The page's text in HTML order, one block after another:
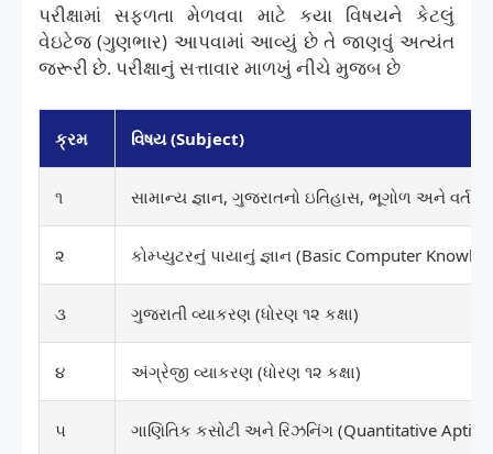
પરીક્ષામાં સફળતા મેળવવા માટે કયા વિષયને કેટલું
વેઇટેજ (ગુણભાર) આપવામાં આવ્યું છે તે જાણવું અત્યંત
જરૂરી છે. પરીક્ષાનું સત્તાવાર માળખું નીચે મુજબ છે
ક્રમ વિષય (Subject)
૧ સામાન્ય જ્ઞાન, ગુજરાતનો ઇતિહાસ, ભૂગોળ અને
૨ કોમ્પ્યુટરનું પાયાનું જ્ઞાન (Basic Computer
૩ ગુજરાતી વ્યાકરણ (ધોરણ ૧૨ કક્ષા)
૪ અંગ્રેજી વ્યાકરણ (ધોરણ ૧૨ કક્ષા)
૫ ગાણિતિક કસોટી અને રિઝનિંગ (Quantitative